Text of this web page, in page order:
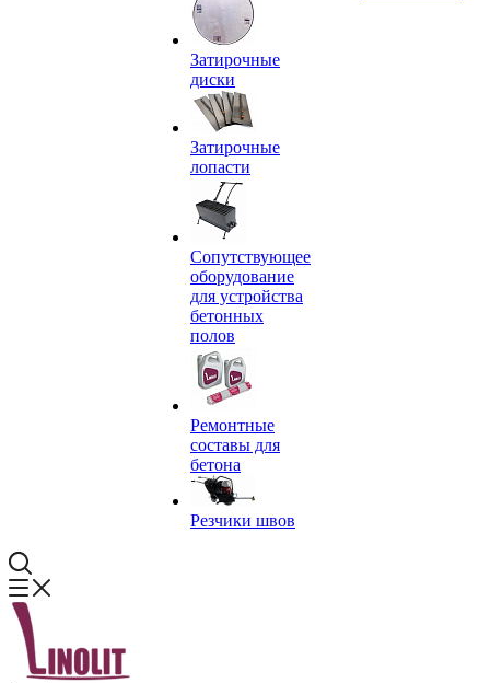
Затирочные
диски
Затирочные
лопасти
Сопутствующее
оборудование
для устройства
бетонных
полов
Ремонтные
составы для
бетона
Резчики швов